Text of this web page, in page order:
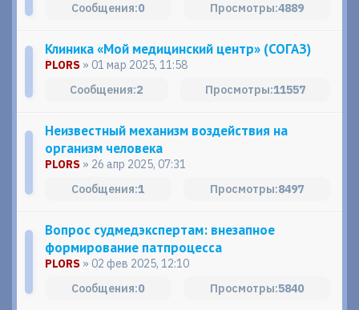
0
4889
Клиника «Мой медицинский центр» (СОГАЗ)
PLORS » 01 мар 2025, 11:58
2
11557
Неизвестный механизм воздействия на
организм человека
PLORS » 26 апр 2025, 07:31
1
8497
Вопрос судмедэкспертам: внезапное
формирование патпроцесса
PLORS » 02 фев 2025, 12:10
0
5840